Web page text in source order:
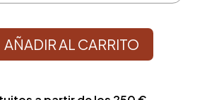
AÑADIR AL CARRITO